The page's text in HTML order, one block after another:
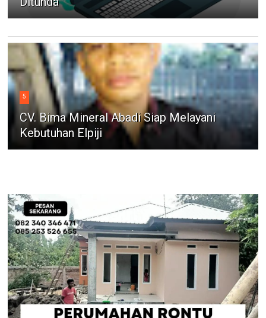
5
CV. Bima Mineral Abadi Siap Melayani
Kebutuhan Elpiji